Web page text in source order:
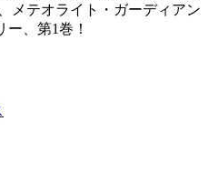
テオライト・ガーディアン
、第1巻！